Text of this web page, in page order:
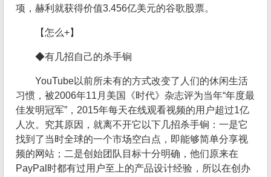
项，赫利就获得价值3.456亿美元的谷歌股票。
【怎么+】
◆有几招自己的杀手锏
YouTube以前所未有的方式改变了人们的休闲生活
习惯，被2006年11月美国《时代》杂志评为当年“年度最
佳发明冠军”，2015年每天在线观看视频的用户超过1亿
人次。究其原因，就离不开它以下几招杀手锏：一是它
找到了当时全球的一个市场空白点，即能够简单分享视
频的网站；二是创始团队目标十分明确，他们原来在
PayPal时都有过用户至上的产品设计经验，所以在创办